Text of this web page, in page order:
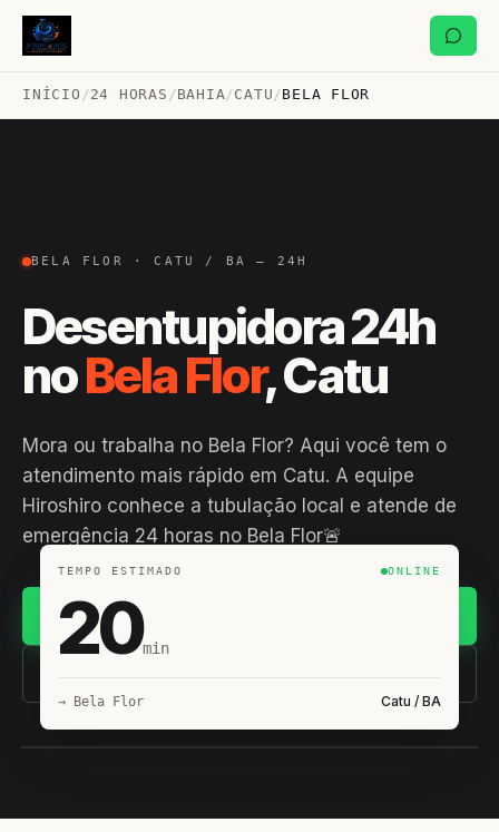
INÍCIO /24 HORAS /BAHIA/CATU /BELA FLOR
BELA FLOR · CATU / BA — 24H
Desentupidora 24h
noBela Flor, Catu
Mora ou trabalha no Bela Flor? Aqui você tem o
atendimento mais rápido em Catu. A equipe
Hiroshiro conhece a tubulação local e atende de
emergência 24 horas no Bela Flor🚨
(11) 93407-8838
TEMPO ESTIMADO ONLINE
20min
→ Bela Flor Catu / BA